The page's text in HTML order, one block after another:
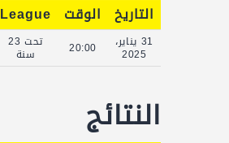
التاريخ الوقت League
31 يناير،
2025
20:00 تحت 23
سنة
النتائج